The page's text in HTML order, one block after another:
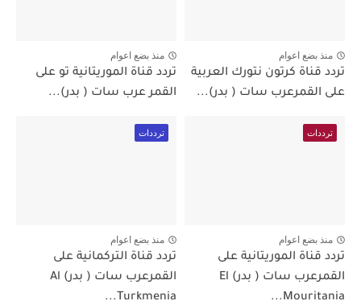
منذ بضع اعوام
تردد قناة كرتون نتورك العربية
على القمرعرب سات ( بدر)...
منذ بضع اعوام
تردد قناة الموريتانية تو على
القمر عرب سات ( بدر)...
ترددات
منذ بضع اعوام
تردد قناة الموريتانية على
القمرعرب سات ( بدر) El
Mouritania...
ترددات
منذ بضع اعوام
تردد قناة التركمانية على
القمرعرب سات ( بدر) Al
Turkmenia...